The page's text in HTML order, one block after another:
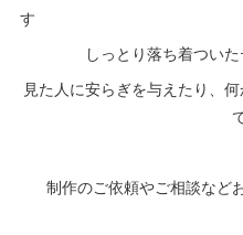
す
しっとり落ち着つい
見た人に安らぎを与えたり、
制作のご依頼やご相談など